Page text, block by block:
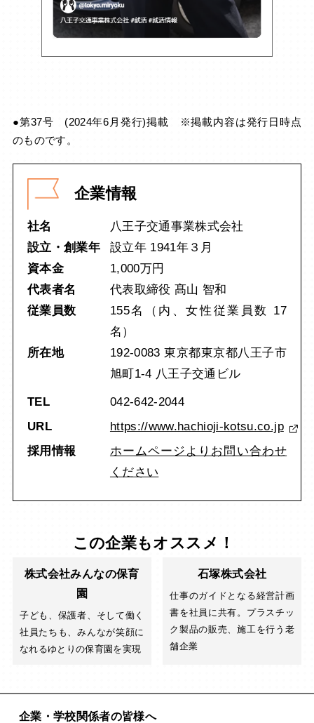
●第37号 (2024年6月発行)掲載 ※掲載内容は発行日時点
のものです。
企業情報
社名
八王子交通事業株式会社
設立・創業年
設立年 1941年３月
資本金
1,000万円
代表者名
代表取締役 髙山 智和
従業員数
155名（内、女性従業員数 17
名）
所在地
192-0083 東京都東京都八王子市
旭町1-4 八王子交通ビル
TEL
042-642-2044
URL
https://www.hachioji-kotsu.co.jp
採用情報
ホームページよりお問い合わせ
ください
この企業もオススメ！
株式会社みんなの保育
園
子ども、保護者、そして働く
社員たちも、みんなが笑顔に
なれるゆとりの保育園を実現
石塚株式会社
仕事のガイドとなる経営計画
書を社員に共有。プラスチッ
ク製品の販売、施工を行う老
舗企業
企業・学校関係者の皆様へ